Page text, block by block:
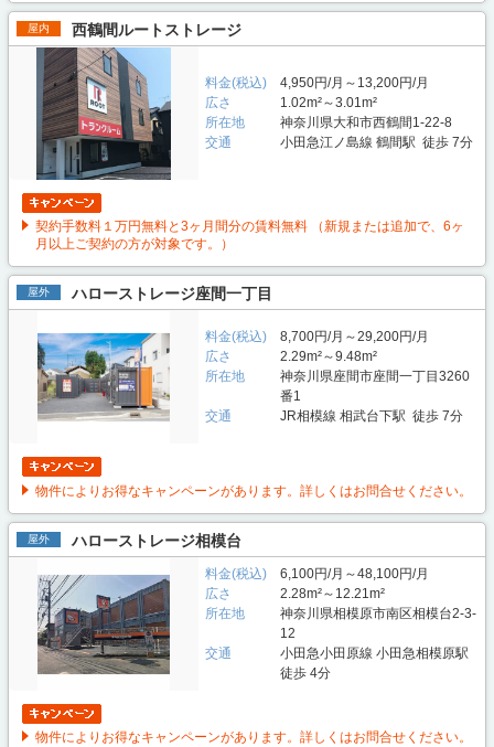
屋内 西鶴間ルートストレージ
料金(税込)
4,950円/月～13,200円/月
広さ
1.02m²～3.01m²
所在地
神奈川県大和市西鶴間1-22-8
交通
小田急江ノ島線 鶴間駅 徒歩 7分
契約手数料１万円無料と3ヶ月間分の賃料無料 （新規または追加で、6ヶ
月以上ご契約の方が対象です。）
屋外 ハローストレージ座間一丁目
料金(税込)
8,700円/月～29,200円/月
広さ
2.29m²～9.48m²
所在地
神奈川県座間市座間一丁目3260
番1
交通
JR相模線 相武台下駅 徒歩 7分
物件によりお得なキャンペーンがあります。詳しくはお問合せください。
屋外 ハローストレージ相模台
料金(税込)
6,100円/月～48,100円/月
広さ
2.28m²～12.21m²
所在地
神奈川県相模原市南区相模台2-3-
12
交通
小田急小田原線 小田急相模原駅
徒歩 4分
物件によりお得なキャンペーンがあります。詳しくはお問合せください。